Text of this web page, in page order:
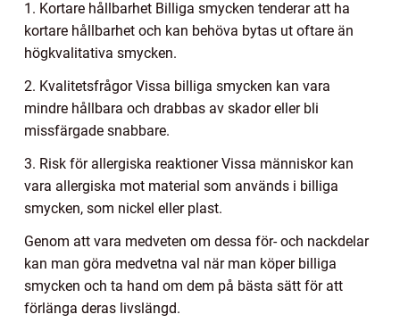
1. Kortare hållbarhet Billiga smycken tenderar att ha
kortare hållbarhet och kan behöva bytas ut oftare än
högkvalitativa smycken.
2. Kvalitetsfrågor Vissa billiga smycken kan vara
mindre hållbara och drabbas av skador eller bli
missfärgade snabbare.
3. Risk för allergiska reaktioner Vissa människor kan
vara allergiska mot material som används i billiga
smycken, som nickel eller plast.
Genom att vara medveten om dessa för- och nackdelar
kan man göra medvetna val när man köper billiga
smycken och ta hand om dem på bästa sätt för att
förlänga deras livslängd.